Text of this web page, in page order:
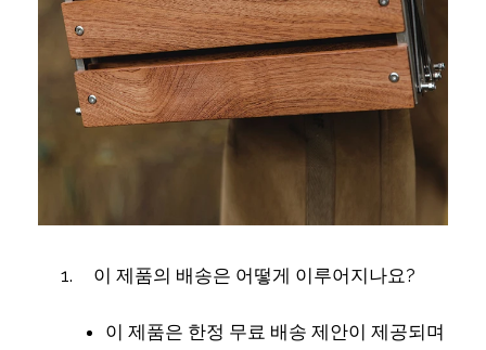
이 제품의 배송은 어떻게 이루어지나요?
이 제품은 한정 무료 배송 제안이 제공되며